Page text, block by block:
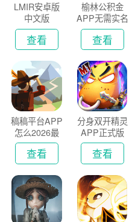
LMIR安卓版
中文版
查看
榆林公积金
APP无需实名
认证版
查看
稿稿平台APP
怎么2026最
新版
查看
分身双开精灵
APP正式版
查看